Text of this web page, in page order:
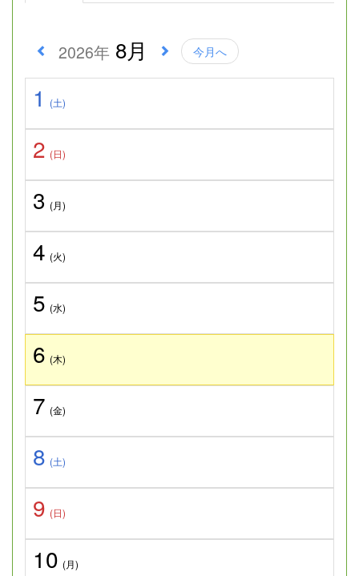
2026年 8月 今月へ
1 (土)
2 (日)
3 (月)
4 (火)
5 (水)
6 (木)
7 (金)
8 (土)
9 (日)
10 (月)